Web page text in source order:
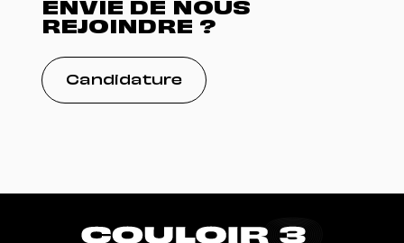
ENVIE DE NOUS
REJOINDRE ?
Candidature